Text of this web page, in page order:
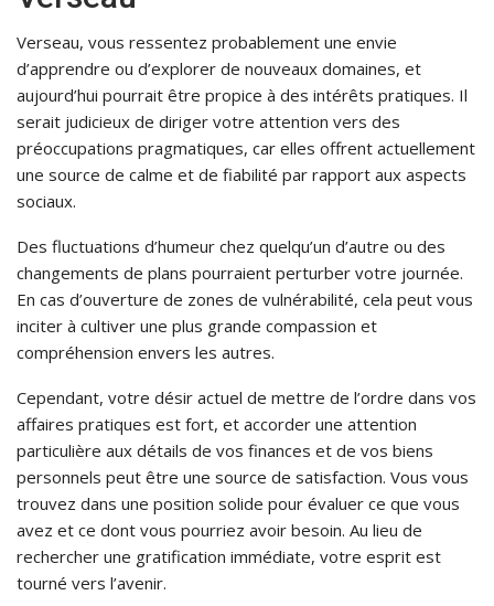
Verseau, vous ressentez probablement une envie
d’apprendre ou d’explorer de nouveaux domaines, et
aujourd’hui pourrait être propice à des intérêts pratiques. Il
serait judicieux de diriger votre attention vers des
préoccupations pragmatiques, car elles offrent actuellement
une source de calme et de fiabilité par rapport aux aspects
sociaux.
Des fluctuations d’humeur chez quelqu’un d’autre ou des
changements de plans pourraient perturber votre journée.
En cas d’ouverture de zones de vulnérabilité, cela peut vous
inciter à cultiver une plus grande compassion et
compréhension envers les autres.
Cependant, votre désir actuel de mettre de l’ordre dans vos
affaires pratiques est fort, et accorder une attention
particulière aux détails de vos finances et de vos biens
personnels peut être une source de satisfaction. Vous vous
trouvez dans une position solide pour évaluer ce que vous
avez et ce dont vous pourriez avoir besoin. Au lieu de
rechercher une gratification immédiate, votre esprit est
tourné vers l’avenir.